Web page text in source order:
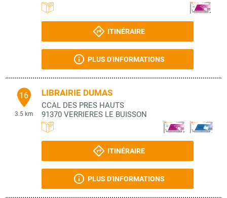
ITINÉRAIRE
PLUS D'INFORMATIONS
16
3.5 km
LIBRAIRIE DUMAS
CCAL DES PRES HAUTS
91370 VERRIERES LE BUISSON
ITINÉRAIRE
PLUS D'INFORMATIONS